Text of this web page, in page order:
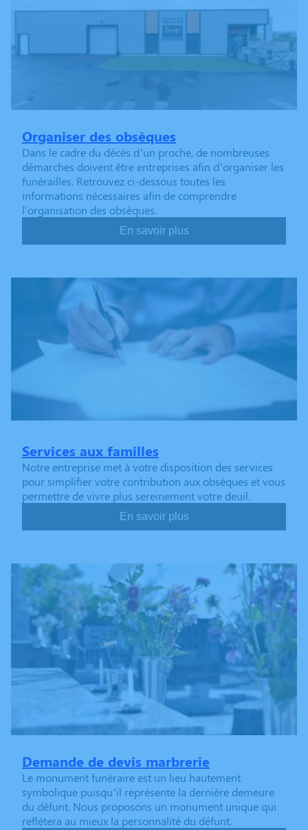
Organiser des obsèques
Dans le cadre du décès d’un proche, de nombreuses
démarches doivent être entreprises afin d’organiser les
funérailles. Retrouvez ci-dessous toutes les
informations nécessaires afin de comprendre
l'organisation des obsèques.
En savoir plus
Services aux familles
Notre entreprise met à votre disposition des services
pour simplifier votre contribution aux obsèques et vous
permettre de vivre plus sereinement votre deuil.
En savoir plus
Demande de devis marbrerie
Le monument funéraire est un lieu hautement
symbolique puisqu’il représente la dernière demeure
du défunt. Nous proposons un monument unique qui
reflétera au mieux la personnalité du défunt.